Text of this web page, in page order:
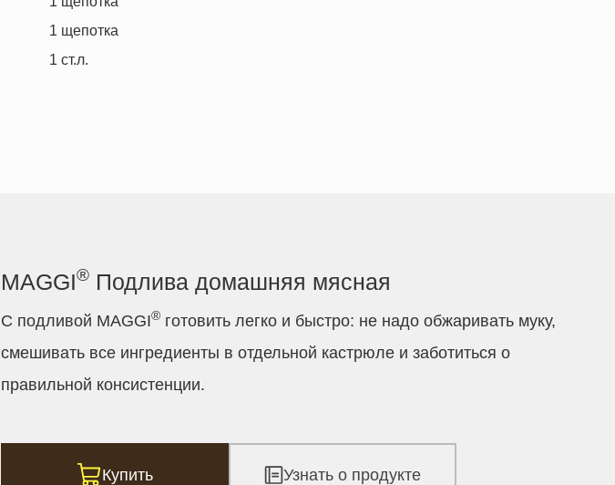
1 щепотка
1 ст.л.
MAGGI® Подлива домашняя мясная
С подливой MAGGI® готовить легко и быстро: не надо обжаривать муку,
смешивать все ингредиенты в отдельной кастрюле и заботиться о
правильной консистенции.
Купить Узнать о продукте